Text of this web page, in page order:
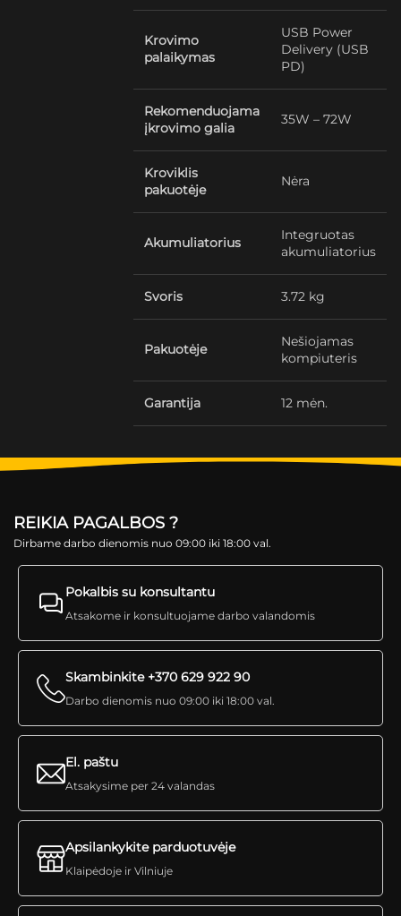
Krovimo
palaikymas
USB Power
Delivery (USB
PD)
Rekomenduojama
įkrovimo galia
35W – 72W
Kroviklis
pakuotėje
Nėra
Akumuliatorius
Integruotas
akumuliatorius
Svoris 3.72 kg
Pakuotėje
Nešiojamas
kompiuteris
Garantija 12 mėn.
REIKIA PAGALBOS ?
Dirbame darbo dienomis nuo 09:00 iki 18:00 val.
Pokalbis su konsultantu
Atsakome ir konsultuojame darbo valandomis
Skambinkite +370 629 922 90
Darbo dienomis nuo 09:00 iki 18:00 val.
El. paštu
Atsakysime per 24 valandas
Apsilankykite parduotuvėje
Klaipėdoje ir Vilniuje